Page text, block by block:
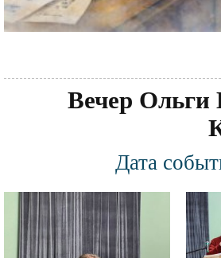
Вечер
Дата
Файл
изображения
Файл